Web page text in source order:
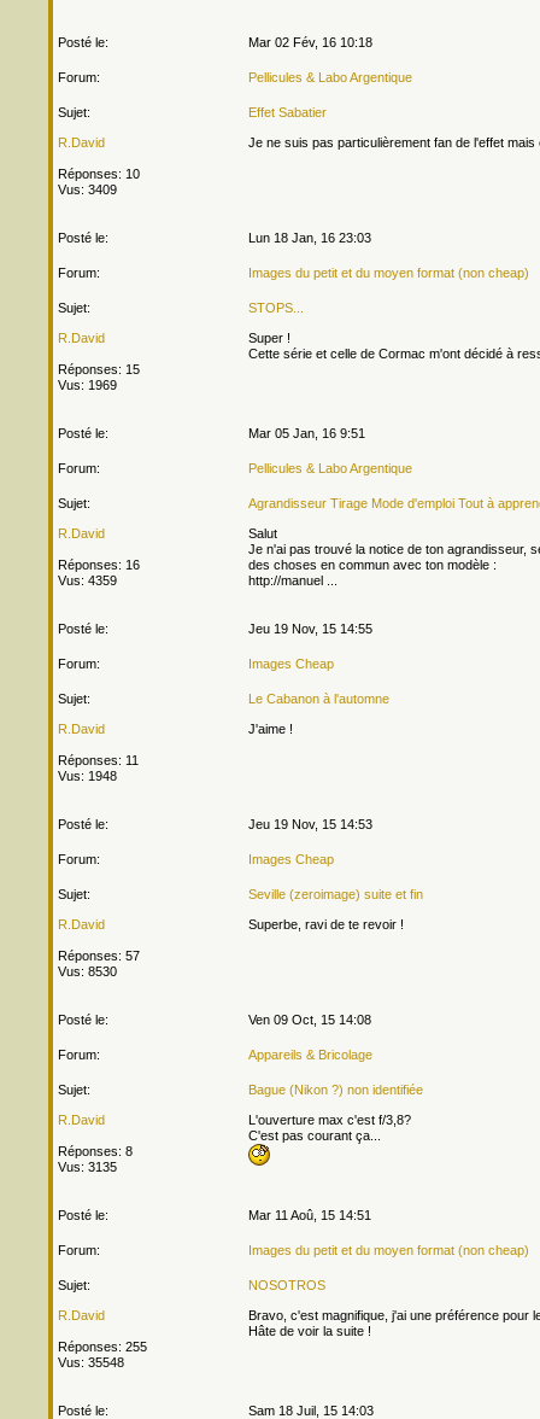
Posté le: Mar 02 Fév, 16 10:18
Forum: Pellicules & Labo Argentique
Sujet: Effet Sabatier
R.David
Réponses: 10
Vus: 3409
Je ne suis pas particulièrement fan de l'effet
Posté le: Lun 18 Jan, 16 23:03
Forum: Images du petit et du moyen format (non cheap)
Sujet: STOPS...
R.David
Réponses: 15
Vus: 1969
Super !
Cette série et celle de Cormac m'ont décidé à
Posté le: Mar 05 Jan, 16 9:51
Forum: Pellicules & Labo Argentique
Sujet: Agrandisseur Tirage Mode d'emploi Tout à
R.David
Réponses: 16
Vus: 4359
Salut
Je n'ai pas trouvé la notice de ton agrandisseur,
des choses en commun avec ton modèle :
http://manuel ...
Posté le: Jeu 19 Nov, 15 14:55
Forum: Images Cheap
Sujet: Le Cabanon à l'automne
R.David
Réponses: 11
Vus: 1948
J'aime !
Posté le: Jeu 19 Nov, 15 14:53
Forum: Images Cheap
Sujet: Seville (zeroimage) suite et fin
R.David
Réponses: 57
Vus: 8530
Superbe, ravi de te revoir !
Posté le: Ven 09 Oct, 15 14:08
Forum: Appareils & Bricolage
Sujet: Bague (Nikon ?) non identifiée
R.David
Réponses: 8
Vus: 3135
L'ouverture max c'est f/3,8?
C'est pas courant ça...
Posté le: Mar 11 Aoû, 15 14:51
Forum: Images du petit et du moyen format (non cheap)
Sujet: NOSOTROS
R.David
Réponses: 255
Vus: 35548
Bravo, c'est magnifique, j'ai une préférence pour
Hâte de voir la suite !
Posté le: Sam 18 Juil, 15 14:03